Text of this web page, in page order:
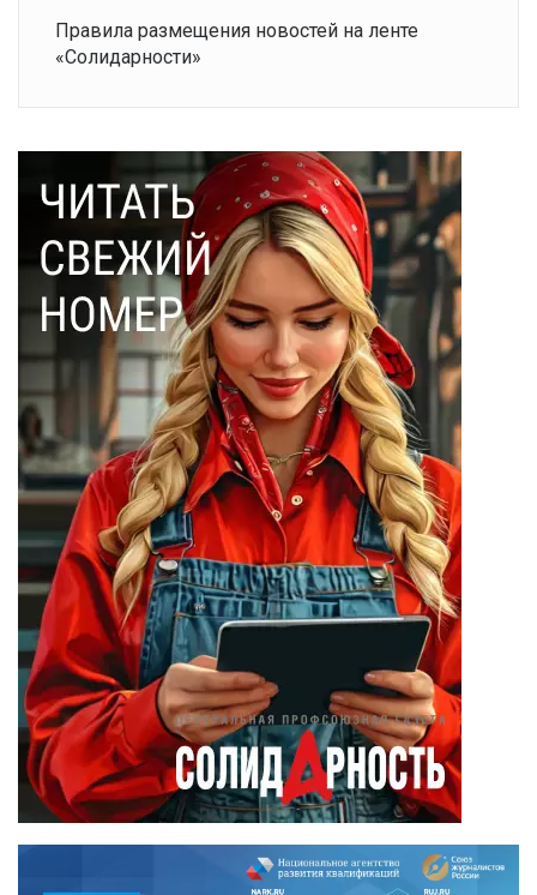
Правила размещения новостей на ленте
«Солидарности»